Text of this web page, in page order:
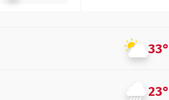
33°
23°